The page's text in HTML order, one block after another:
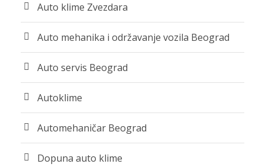
Auto klime Zvezdara
Auto mehanika i održavanje vozila Beograd
Auto servis Beograd
Autoklime
Automehaničar Beograd
Dopuna auto klime